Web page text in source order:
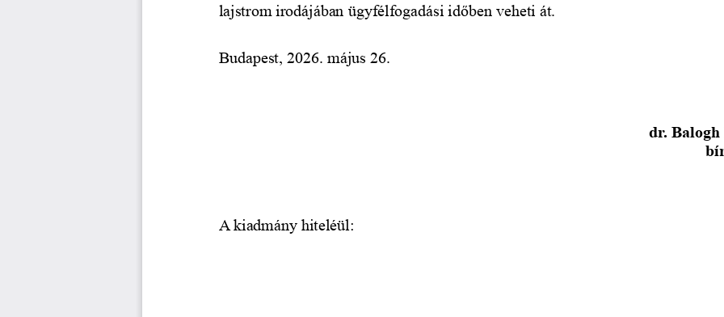
lajstrom irodájában ügyfélfogadási időben veheti át.
Budapest, 2026. május 26.
dr.
A kiadmány hiteléül: